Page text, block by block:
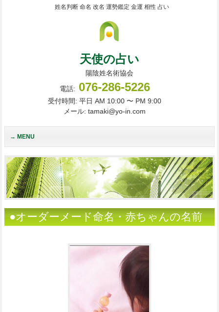
姓名判断 命名 改名 運勢鑑定 金運 相性 占い
天使の占い
陽陰姓名術協会
電話: 076-286-5226
受付時間: 平日 AM 10:00 〜 PM 9:00
メール: tamaki@yo-in.com
MENU
●オーダーメード命名・赤ちゃんの名前